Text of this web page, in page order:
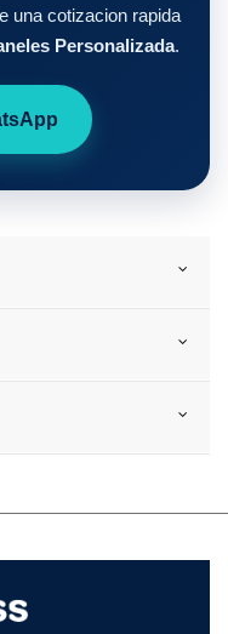
una cotizacion rapida
Personalizada.